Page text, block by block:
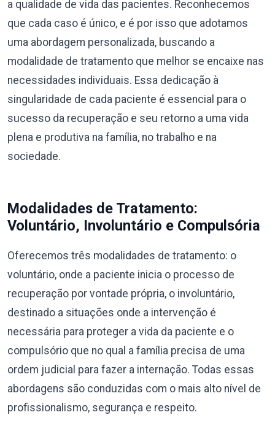
a qualidade de vida das pacientes. Reconhecemos
que cada caso é único, e é por isso que adotamos
uma abordagem personalizada, buscando a
modalidade de tratamento que melhor se encaixe nas
necessidades individuais. Essa dedicação à
singularidade de cada paciente é essencial para o
sucesso da recuperação e seu retorno a uma vida
plena e produtiva na família, no trabalho e na
sociedade.
Modalidades de Tratamento:
Voluntário, Involuntário e Compulsória
Oferecemos três modalidades de tratamento: o
voluntário, onde a paciente inicia o processo de
recuperação por vontade própria, o involuntário,
destinado a situações onde a intervenção é
necessária para proteger a vida da paciente e o
compulsório que no qual a família precisa de uma
ordem judicial para fazer a internação. Todas essas
abordagens são conduzidas com o mais alto nível de
profissionalismo, segurança e respeito.